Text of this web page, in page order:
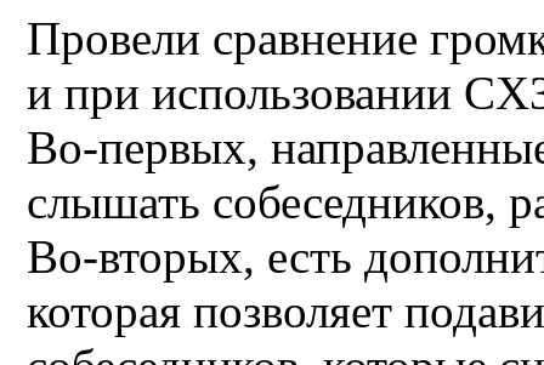
Провели сравнение
и при использовании
Во-первых,
слышать собеседников,
Во-вторых, есть
которая позволяет